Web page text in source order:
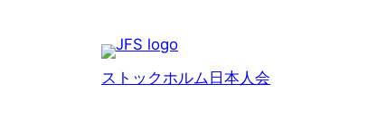
ストックホルム日本人会